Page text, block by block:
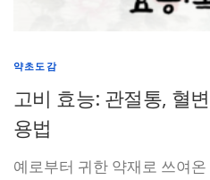
약초도감
고비 효능: 관절통, 혈
용법
예로부터 귀한 약재로 쓰여